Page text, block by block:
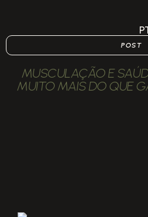
POST
MUSCULAÇÃO E
MUITO MAIS DO QUE